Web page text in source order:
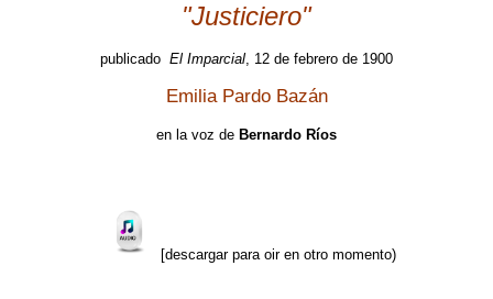
"Justiciero"
publicado El Imparcial, 12 de febrero de 1900
Emilia Pardo Bazán
en la voz de Bernardo Ríos
[descargar para oir en otro momento)